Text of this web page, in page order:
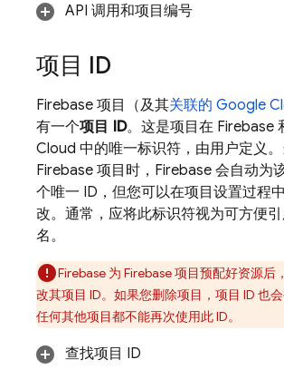
API 调用和项目编号
项目 ID
Firebase 项目（及其关联的 Google
有一个项目 ID。这是项目在 Firebase
Cloud 中的唯一标识符，由用户定义
Firebase 项目时，Firebase 会自动为
个唯一 ID，但您可以在项目设置过程
改。通常，应将此标识符视为可方便
名。
Firebase 为 Firebase 项目预配好资源后
改其项目 ID。如果您删除项目，项目 ID 也
任何其他项目都不能再次使用此 ID。
查找项目 ID